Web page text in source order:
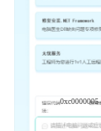
0xc0000005